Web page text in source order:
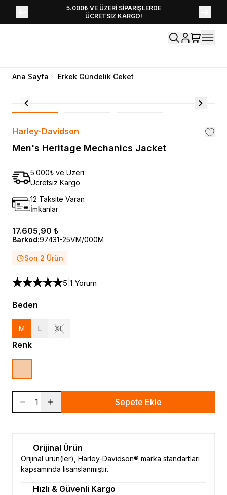
5.000₺ VE ÜZERİ SİPARİŞLERDE
ÜCRETSİZ KARGO!
YENİ SEZON KOLEKSİYONU EKLENDİ,
HEMEN KEŞFET!
Ana Sayfa Erkek Gündelik Ceket
Harley-Davidson
Men's Heritage Mechanics Jacket
5.000₺ ve Üzeri
Ücretsiz Kargo
12 Taksite Varan
İmkanlar
17.605,90 ₺
Barkod:97431-25VM/000M
Son 2 Ürün
5 1 Yorum
Beden
M L XL
Renk
1 Sepete Ekle
Orijinal Ürün
Orijinal ürün(ler), Harley-Davidson® marka standartları
kapsamında lisanslanmıştır.
Hızlı & Güvenli Kargo